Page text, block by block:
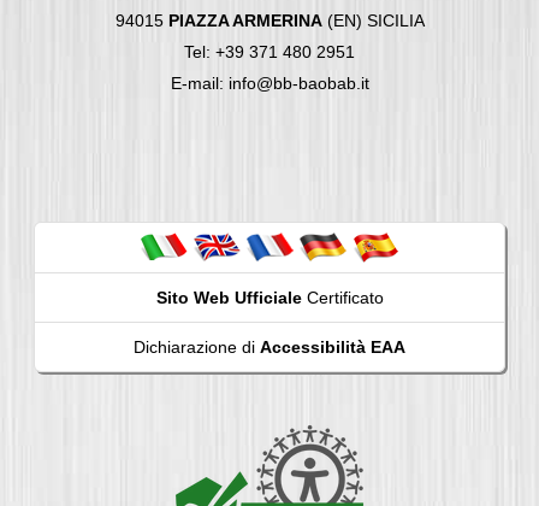
94015 PIAZZA ARMERINA(EN) SICILIA
Tel: +39 371 480 2951
E-mail: info@bb-baobab.it
Sito Web UfficialeCertificato
Dichiarazione di Accessibilità EAA